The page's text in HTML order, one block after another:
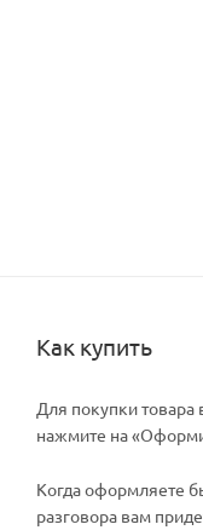
Как купить
Для покупки товара
нажмите на
Когда оформляете
разговора вам